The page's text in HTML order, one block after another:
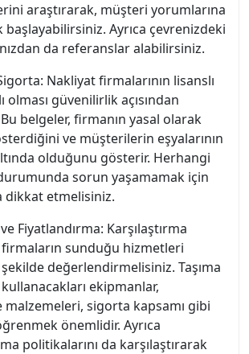
araştırarak, müşteri yorumlarına
başlayabilirsiniz. Ayrıca çevrenizdeki
da referanslar alabilirsiniz.
Nakliyat firmalarının lisanslı
olması güvenilirlik açısından
belgeler, firmanın yasal olarak
ve müşterilerin eşyalarının
olduğunu gösterir. Herhangi
sorun yaşamamak için
dikkat etmelisiniz.
Fiyatlandırma: Karşılaştırma
sunduğu hizmetleri
değerlendirmelisiniz. Taşıma
ekipmanlar,
malzemeleri, sigorta kapsamı gibi
önemlidir. Ayrıca
politikalarını da karşılaştırarak